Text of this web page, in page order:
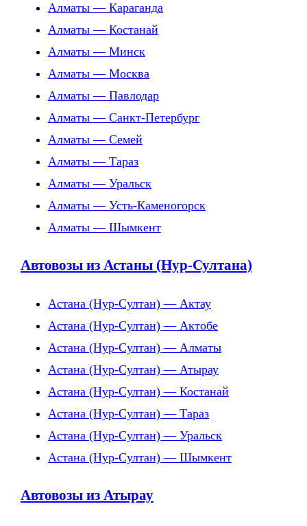
Алматы — Караганда
Алматы — Костанай
Алматы — Минск
Алматы — Москва
Алматы — Павлодар
Алматы — Санкт-Петербург
Алматы — Семей
Алматы — Тараз
Алматы — Уральск
Алматы — Усть-Каменогорск
Алматы — Шымкент
Автовозы из Астаны (Нур-Султана)
Астана (Нур-Султан) — Актау
Астана (Нур-Султан) — Актобе
Астана (Нур-Султан) — Алматы
Астана (Нур-Султан) — Атырау
Астана (Нур-Султан) — Костанай
Астана (Нур-Султан) — Тараз
Астана (Нур-Султан) — Уральск
Астана (Нур-Султан) — Шымкент
Автовозы из Атырау